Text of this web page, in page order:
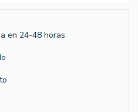
en 24-48 horas